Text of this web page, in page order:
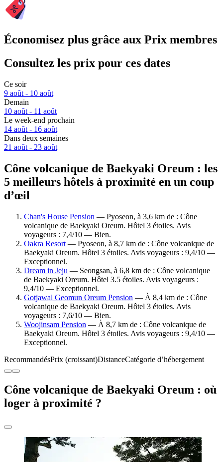
Économisez plus grâce aux Prix membres
Consultez les prix pour ces dates
Ce soir
9 août - 10 août
Demain
10 août - 11 août
Le week-end prochain
14 août - 16 août
Dans deux semaines
21 août - 23 août
Cône volcanique de Baekyaki Oreum : les
5 meilleurs hôtels à proximité en un coup
d’œil
Chan's House Pension — Pyoseon, à 3,6 km de : Cône
volcanique de Baekyaki Oreum. Hôtel 3 étoiles. Avis
voyageurs : 7,4/10 — Bien.
Oakra Resort — Pyoseon, à 8,7 km de : Cône volcanique de
Baekyaki Oreum. Hôtel 3 étoiles. Avis voyageurs : 9,4/10 —
Exceptionnel.
Dream in Jeju — Seongsan, à 6,8 km de : Cône volcanique
de Baekyaki Oreum. Hôtel 3.5 étoiles. Avis voyageurs :
9,4/10 — Exceptionnel.
Gotjawal Geomun Oreum Pension — À 8,4 km de : Cône
volcanique de Baekyaki Oreum. Hôtel 3 étoiles. Avis
voyageurs : 7,6/10 — Bien.
Woojinsam Pension — À 8,7 km de : Cône volcanique de
Baekyaki Oreum. Hôtel 3 étoiles. Avis voyageurs : 9,4/10 —
Exceptionnel.
RecommandésPrix (croissant)DistanceCatégorie d’hébergement
Cône volcanique de Baekyaki Oreum : où
loger à proximité ?